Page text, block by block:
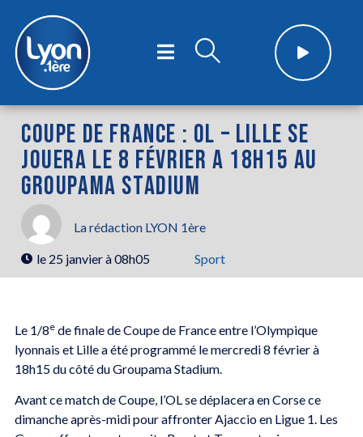
COUPE DE FRANCE : OL – LILLE SE
JOUERA LE 8 FÉVRIER A 18H15 AU
GROUPAMA STADIUM
La rédaction LYON 1ère
le 25 janvier à 08h05 Sport
Le 1/8ede finale de Coupe de France entre l’Olympique
lyonnais et Lille a été programmé le mercredi 8 février à
18h15 du côté du Groupama Stadium.
Avant ce match de Coupe, l’OL se déplacera en Corse ce
dimanche après-midi pour affronter Ajaccio en Ligue 1. Les